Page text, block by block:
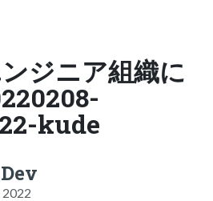
ジニア組織に
kude
2022